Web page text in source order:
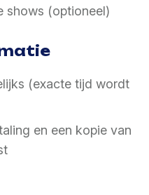
shows (optioneel)
(exacte tijd wordt
en een kopie van